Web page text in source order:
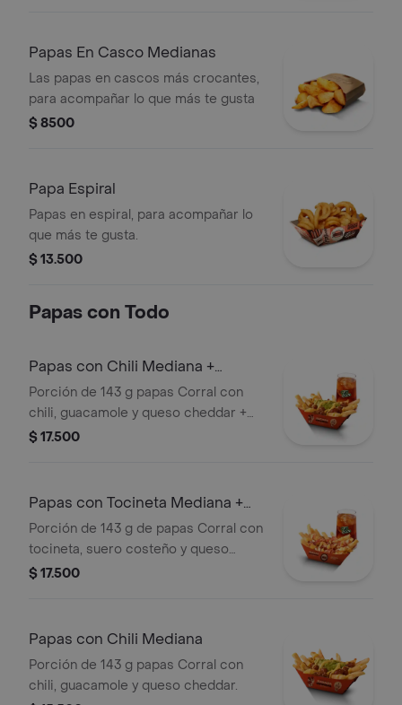
Papas En Casco Medianas
Las papas en cascos más crocantes,
para acompañar lo que más te gusta
$ 8500
Papa Espiral
Papas en espiral, para acompañar lo
que más te gusta.
$ 13.500
Papas con Todo
Papas con Chili Mediana +
bebida
Porción de 143 g papas Corral con
chili, guacamole y queso cheddar +
bebida
$ 17.500
Papas con Tocineta Mediana +
bebida
Porción de 143 g de papas Corral con
tocineta, suero costeño y queso
cheddar + bebida
$ 17.500
Papas con Chili Mediana
Porción de 143 g papas Corral con
chili, guacamole y queso cheddar.